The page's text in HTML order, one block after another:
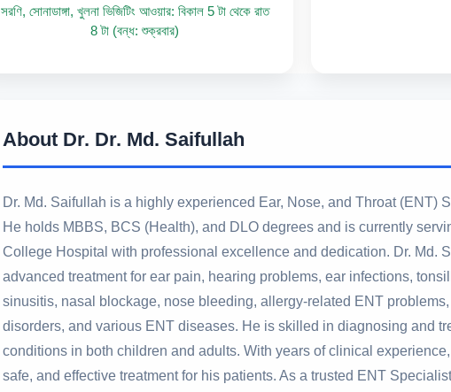
সরণি, সোনাডাঙ্গা, খুলনা ভিজিটিং আওয়ার: বিকাল 5 টা থেকে রাত
8 টা (বন্ধ: শুক্রবার)
About Dr. Dr. Md. Saifullah
Dr. Md. Saifullah is a highly experienced Ear, Nose, and Throat (ENT)
He holds MBBS, BCS (Health), and DLO degrees and is currently
College Hospital with professional excellence and dedication. Dr. Md.
advanced treatment for ear pain, hearing problems, ear infections,
sinusitis, nasal blockage, nose bleeding, allergy-related ENT
disorders, and various ENT diseases. He is skilled in diagnosing and
conditions in both children and adults. With years of clinical
safe, and effective treatment for his patients. As a trusted ENT